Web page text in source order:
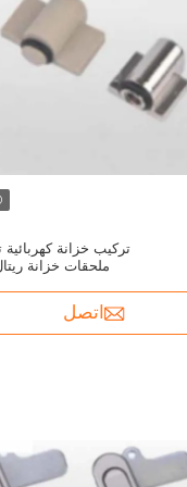
تركيب خزانة
ملحقات خزانة
اتصل